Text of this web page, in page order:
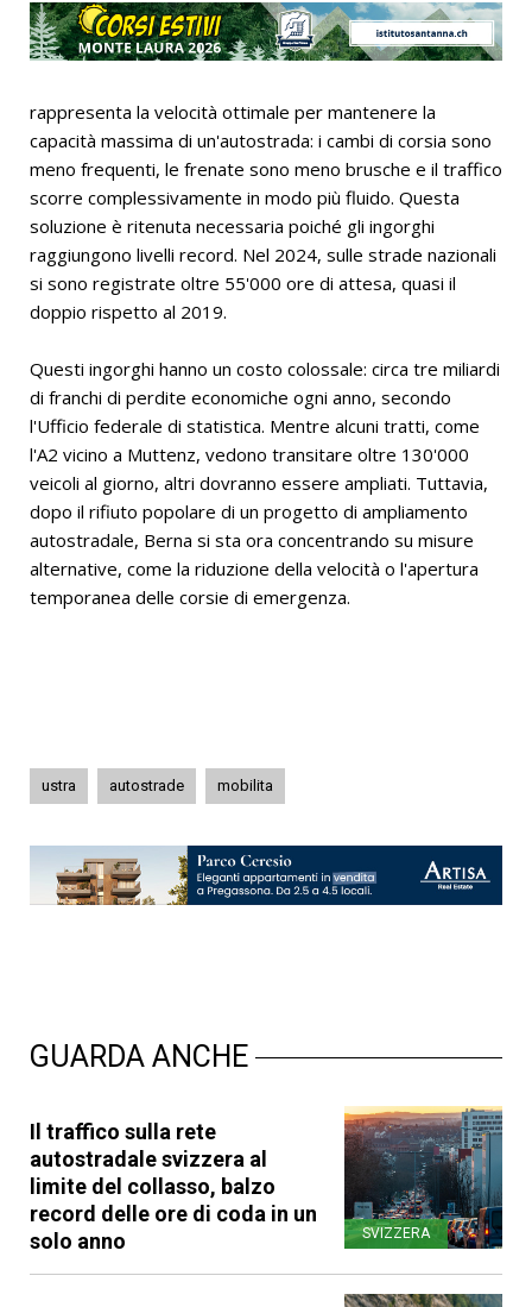
rappresenta la velocità ottimale per mantenere la
capacità massima di un'autostrada: i cambi di corsia sono
meno frequenti, le frenate sono meno brusche e il traffico
scorre complessivamente in modo più fluido. Questa
soluzione è ritenuta necessaria poiché gli ingorghi
raggiungono livelli record. Nel 2024, sulle strade nazionali
si sono registrate oltre 55'000 ore di attesa, quasi il
doppio rispetto al 2019.
Questi ingorghi hanno un costo colossale: circa tre miliardi
di franchi di perdite economiche ogni anno, secondo
l'Ufficio federale di statistica. Mentre alcuni tratti, come
l'A2 vicino a Muttenz, vedono transitare oltre 130'000
veicoli al giorno, altri dovranno essere ampliati. Tuttavia,
dopo il rifiuto popolare di un progetto di ampliamento
autostradale, Berna si sta ora concentrando su misure
alternative, come la riduzione della velocità o l'apertura
temporanea delle corsie di emergenza.
ustra autostrade mobilita
GUARDA ANCHE
Il traffico sulla rete
autostradale svizzera al
limite del collasso, balzo
record delle ore di coda in un
solo anno
SVIZZERA